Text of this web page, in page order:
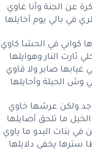
تفوحبعود
فلّت ليلها
ما فكّت
فيبالي يوم
كواني في الحشا
عن الجنة وأنا غاوي
في بالي يوم أخايلها
كواني في الحشا كاوي
ثارت النار وهوايلها
غيابها صابر ولا قاوي
وش الحيلة وأحايلها
ولكن عرشها خاوي
ما تلحق أصايلها
في بنات البدو ما ياوي
سترها يخفي دلايلها